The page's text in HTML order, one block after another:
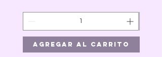
Agregar al carrito